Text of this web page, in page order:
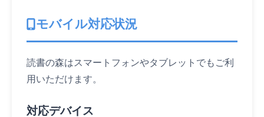
モバイル対応状況
読書の森はスマートフォンやタブレットでもご利
用いただけます。
対応デバイス